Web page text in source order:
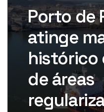
Porto de
atinge
histórico
de áreas
um marco
o primeiro porto
a ter 100% […]